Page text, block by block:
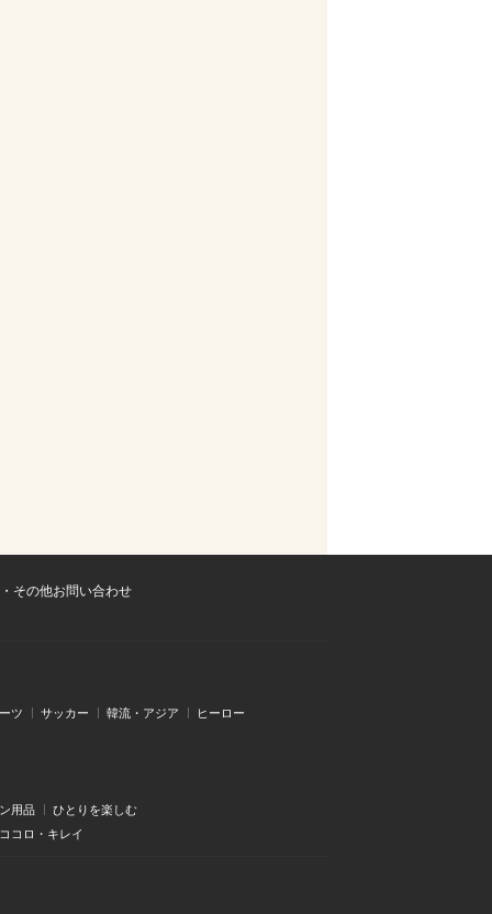
その他お問い合わせ
ツ サッカー 韓流・アジア ヒーロー
用品
ひとりを楽しむ
コロ・キレイ